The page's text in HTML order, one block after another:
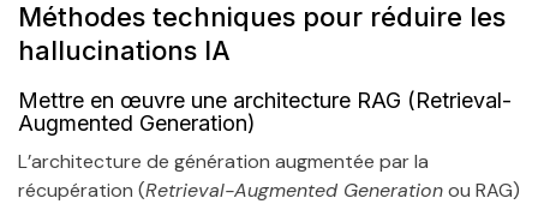
Méthodes techniques pour réduire les
hallucinations IA
Mettre en œuvre une architecture RAG (Retrieval-
Augmented Generation)
L’architecture de génération augmentée par la
récupération (Retrieval-Augmented Generationou RAG)